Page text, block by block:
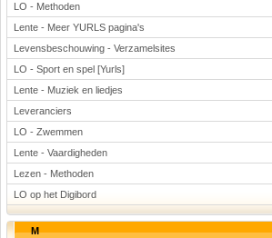
LO - Methoden
Lente - Meer YURLS pagina's
Levensbeschouwing - Verzamelsites
LO - Sport en spel [Yurls]
Lente - Muziek en liedjes
Leveranciers
LO - Zwemmen
Lente - Vaardigheden
Lezen - Methoden
LO op het Digibord
M